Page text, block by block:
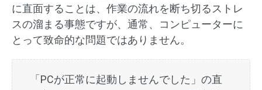
に直面することは、作業の流れを断ち切るストレ
スの溜まる事態ですが、通常、コンピューターに
とって致命的な問題ではありません。
「PCが正常に起動しませんでした」の直